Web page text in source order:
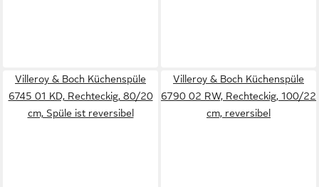
Villeroy & Boch Küchenspüle
6745 01 KD, Rechteckig, 80/20
cm, Spüle ist reversibel
Villeroy & Boch Küchenspüle
6790 02 RW, Rechteckig, 100/22
cm, reversibel